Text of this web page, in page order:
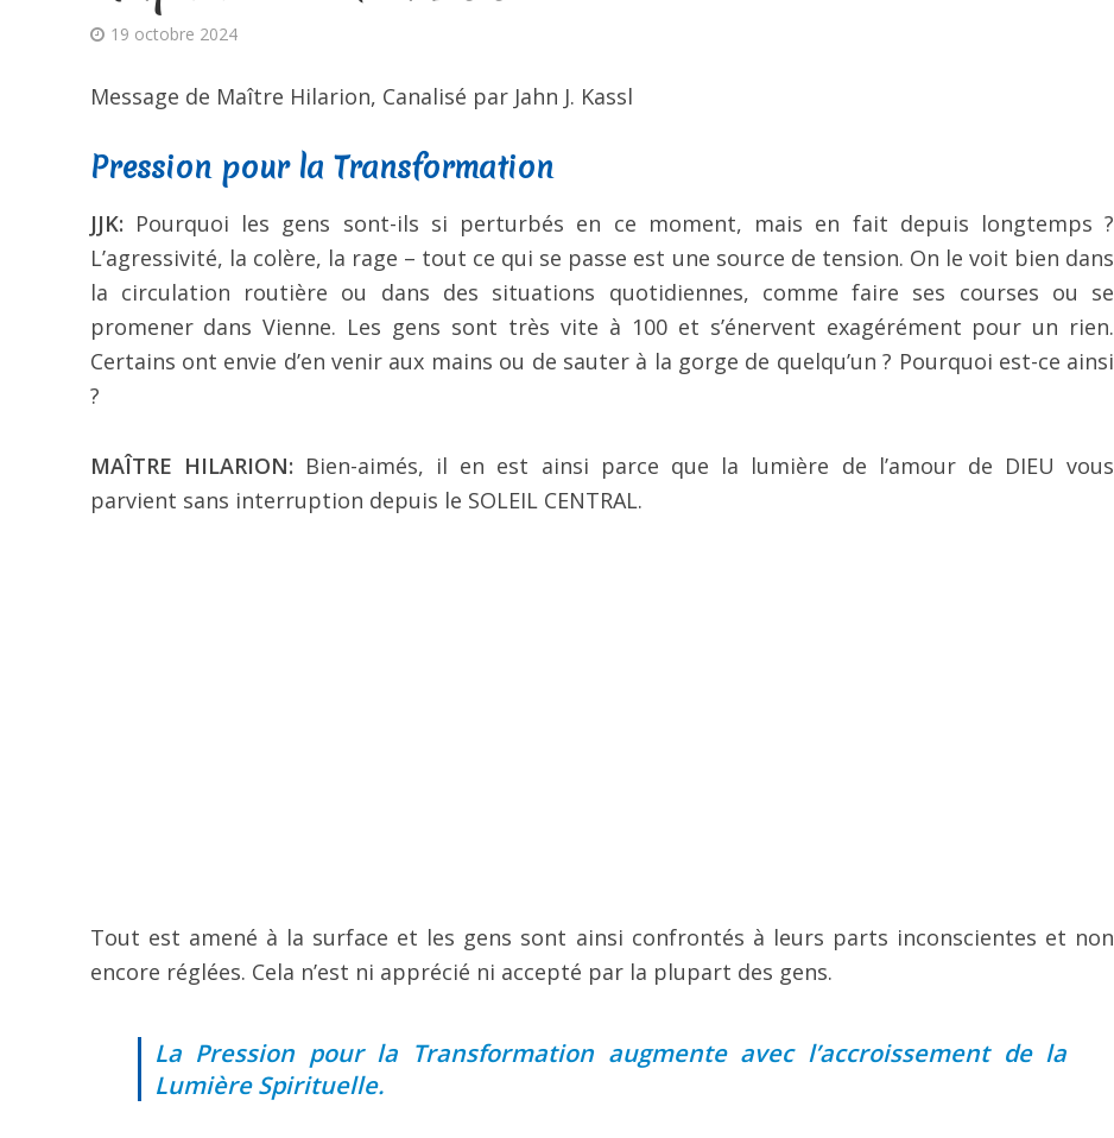
19 octobre 2024
Message de Maître Hilarion, Canalisé par Jahn J. Kassl
Pression pour la Transformation
JJK: Pourquoi les gens sont-ils si perturbés en ce moment, mais en fait depuis longtemps ?
L’agressivité, la colère, la rage – tout ce qui se passe est une source de tension. On le voit bien dans
la circulation routière ou dans des situations quotidiennes, comme faire ses courses ou se
promener dans Vienne. Les gens sont très vite à 100 et s’énervent exagérément pour un rien.
Certains ont envie d’en venir aux mains ou de sauter à la gorge de quelqu’un ? Pourquoi est-ce ainsi
?
MAÎTRE HILARION: Bien-aimés, il en est ainsi parce que la lumière de l’amour de DIEU vous
parvient sans interruption depuis le SOLEIL CENTRAL.
Tout est amené à la surface et les gens sont ainsi confrontés à leurs parts inconscientes et non
encore réglées. Cela n’est ni apprécié ni accepté par la plupart des gens.
La Pression pour la Transformation augmente avec l’accroissement de la
Lumière Spirituelle.